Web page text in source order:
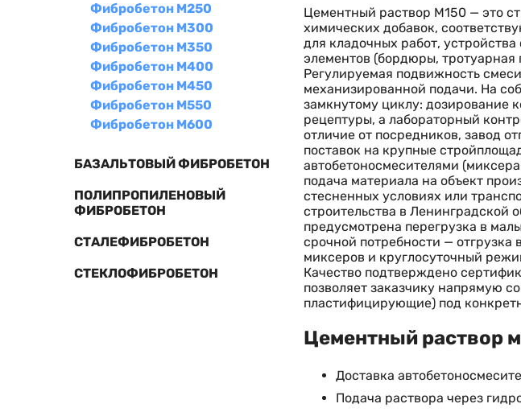
Фибробетон М250
Фибробетон М300
Фибробетон М350
Фибробетон М400
Фибробетон М450
Фибробетон М550
Фибробетон М600
БАЗАЛЬТОВЫЙ ФИБРОБЕТОН
ПОЛИПРОПИЛЕНОВЫЙ
ФИБРОБЕТОН
СТАЛЕФИБРОБЕТОН
СТЕКЛОФИБРОБЕТОН
Цементный раствор М150 — это
химических добавок,
для кладочных работ,
элементов (бордюры,
Регулируемая подвижность
механизированной подачи. На
замкнутому циклу: дозирование
рецептуры, а лабораторный
отличие от посредников, завод
поставок на крупные
автобетоносмесителями
подача материала на объект
стесненных условиях или
строительства в Ленинградской
предусмотрена перегрузка в
срочной потребности — отгрузка
миксеров и круглосуточный
Качество подтверждено
позволяет заказчику напрямую
пластифицирующие) под
Цементный раствор
Доставка
Подача раствора через